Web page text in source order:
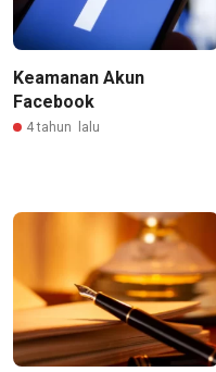
Keamanan Akun
Facebook
4 tahun lalu